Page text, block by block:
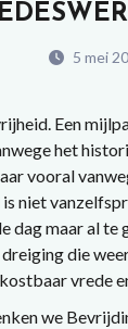
5 mei
Een
het
vooral
niet
dag maar al te
die
vrede
we